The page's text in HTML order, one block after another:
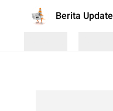
Berita Update